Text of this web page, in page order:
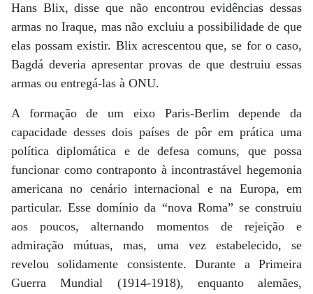
Hans Blix, disse que não encontrou evidências dessas
armas no Iraque, mas não excluiu a possibilidade de que
elas possam existir. Blix acrescentou que, se for o caso,
Bagdá deveria apresentar provas de que destruiu essas
armas ou entregá-las à ONU.
A formação de um eixo Paris-Berlim depende da
capacidade desses dois países de pôr em prática uma
política diplomática e de defesa comuns, que possa
funcionar como contraponto à incontrastável hegemonia
americana no cenário internacional e na Europa, em
particular. Esse domínio da “nova Roma” se construiu
aos poucos, alternando momentos de rejeição e
admiração mútuas, mas, uma vez estabelecido, se
revelou solidamente consistente. Durante a Primeira
Guerra Mundial (1914-1918), enquanto alemães,